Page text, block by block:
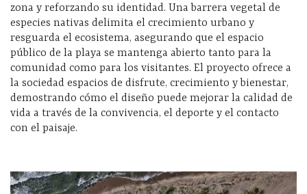
zona y reforzando su identidad. Una barrera vegetal de
especies nativas delimita el crecimiento urbano y
resguarda el ecosistema, asegurando que el espacio
público de la playa se mantenga abierto tanto para la
comunidad como para los visitantes. El proyecto ofrece a
la sociedad espacios de disfrute, crecimiento y bienestar,
demostrando cómo el diseño puede mejorar la calidad de
vida a través de la convivencia, el deporte y el contacto
con el paisaje.